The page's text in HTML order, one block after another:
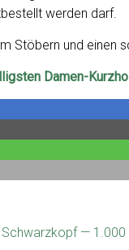
werden darf.
Stöbern und einen
Damen-
— 1.000